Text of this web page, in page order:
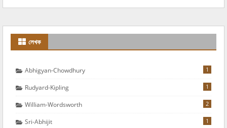
লেখক
Abhigyan-Chowdhury 1
Rudyard-Kipling 1
William-Wordsworth 2
Sri-Abhijit 1